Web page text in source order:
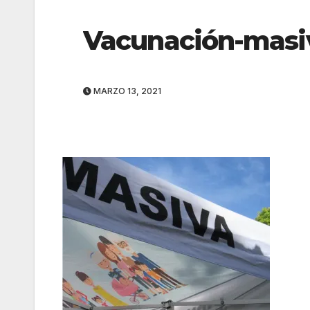
Vacunación-
MARZO 13, 2021